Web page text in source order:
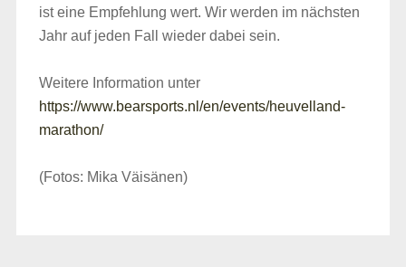
ist eine Empfehlung wert. Wir werden im nächsten
Jahr auf jeden Fall wieder dabei sein.
Weitere Information unter
https://www.bearsports.nl/en/events/heuvelland-
marathon/
(Fotos: Mika Väisänen)